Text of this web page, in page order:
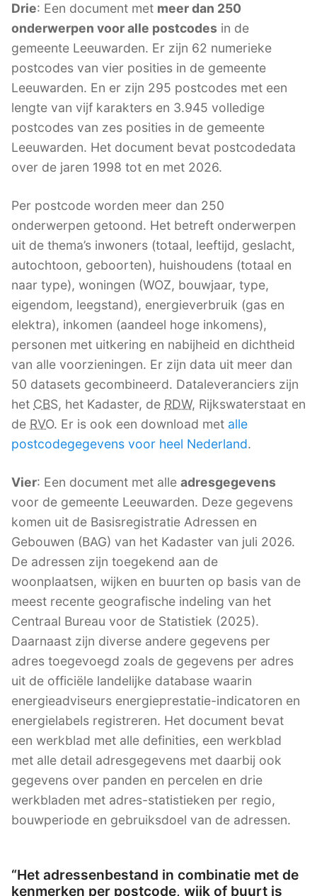
Drie: Een document met meer dan 250
onderwerpen voor alle postcodes in de
gemeente Leeuwarden. Er zijn 62 numerieke
postcodes van vier posities in de gemeente
Leeuwarden. En er zijn 295 postcodes met een
lengte van vijf karakters en 3.945 volledige
postcodes van zes posities in de gemeente
Leeuwarden. Het document bevat postcodedata
over de jaren 1998 tot en met 2026.
Per postcode worden meer dan 250
onderwerpen getoond. Het betreft onderwerpen
uit de thema’s inwoners (totaal, leeftijd, geslacht,
autochtoon, geboorten), huishoudens (totaal en
naar type), woningen (WOZ, bouwjaar, type,
eigendom, leegstand), energieverbruik (gas en
elektra), inkomen (aandeel hoge inkomens),
personen met uitkering en nabijheid en dichtheid
van alle voorzieningen. Er zijn data uit meer dan
50 datasets gecombineerd. Dataleveranciers zijn
het CBS, het Kadaster, de RDW, Rijkswaterstaat en
de RVO. Er is ook een download met alle
postcodegegevens voor heel Nederland.
Vier: Een document met alle adresgegevens
voor de gemeente Leeuwarden. Deze gegevens
komen uit de Basisregistratie Adressen en
Gebouwen (BAG) van het Kadaster van juli 2026.
De adressen zijn toegekend aan de
woonplaatsen, wijken en buurten op basis van de
meest recente geografische indeling van het
Centraal Bureau voor de Statistiek (2025).
Daarnaast zijn diverse andere gegevens per
adres toegevoegd zoals de gegevens per adres
uit de officiële landelijke database waarin
energieadviseurs energieprestatie-indicatoren en
energielabels registreren. Het document bevat
een werkblad met alle definities, een werkblad
met alle detail adresgegevens met daarbij ook
gegevens over panden en percelen en drie
werkbladen met adres-statistieken per regio,
bouwperiode en gebruiksdoel van de adressen.
“Het adressenbestand in combinatie met de
kenmerken per postcode, wijk of buurt is